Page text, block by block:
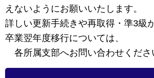
えないようにお願いいたします。
詳しい更新手続きや再取得・準3級
卒業翌年度移行については、
各所属支部へお問い合わせくださ